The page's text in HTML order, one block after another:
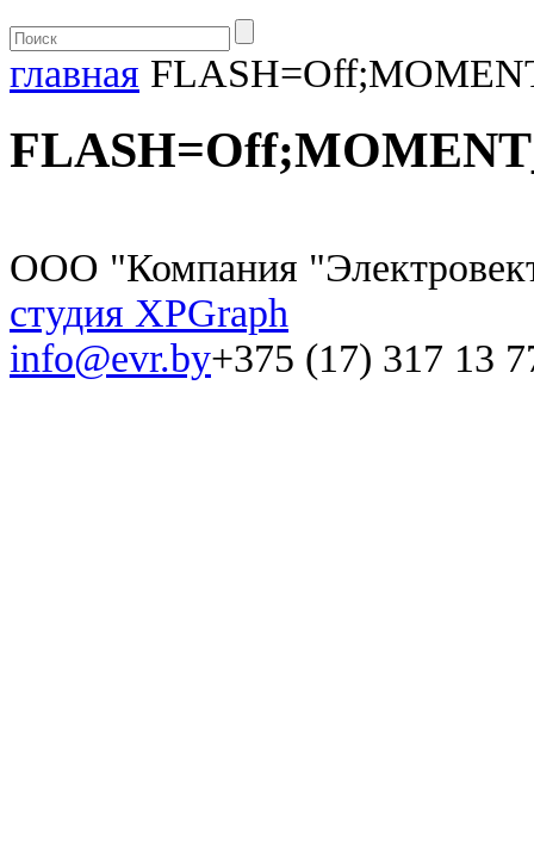
главная
ООО "Компания
студия XPGraph
info@evr.by+375 (17) 317 13